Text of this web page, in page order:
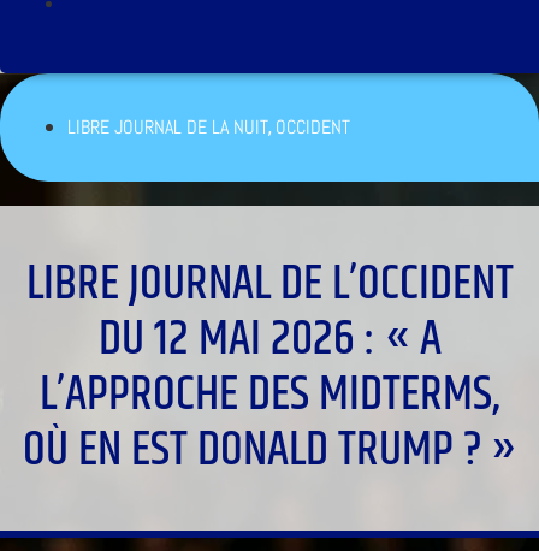
LIBRE JOURNAL DE LA NUIT,OCCIDENT
LIBRE JOURNAL DE L’OCCIDENT
DU 12 MAI 2026 : « A
L’APPROCHE DES MIDTERMS,
OÙ EN EST DONALD TRUMP ? »